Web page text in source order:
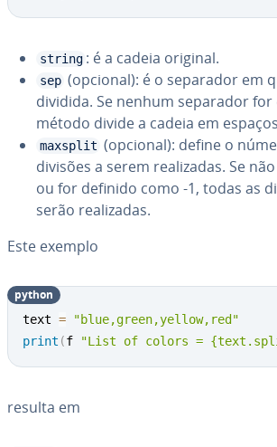
string : é a cadeia original.
sep (opcional): é o separador em
dividida. Se nenhum separador for
método divide a cadeia em
maxsplit (opcional): define o
divisões a serem re­a­li­za­das. Se
ou for definido como -1, todas as
serão re­a­li­za­das.
Este exemplo
text =
"blue,green,yellow,red"
print (f "List of colors =
python
resulta em